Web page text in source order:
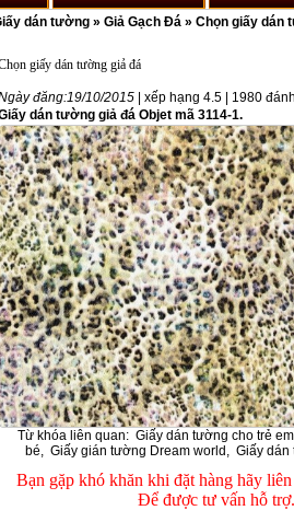
dán tường » Giả Gạch Đá » Chọn giấy dán
giấy dán tường giả đá
đăng:19/10/2015 | xếp hạng 4.5 1980
dán tường giả đá Objet mã 3114-1.
Từ khóa liên quan: Giấy dán tường cho trẻ em
bé, Giấy gián tường Dream world, Giấy dán
Bạn gặp khó khăn khi đặt hàng hãy
Để được tư vấn hỗ trợ.